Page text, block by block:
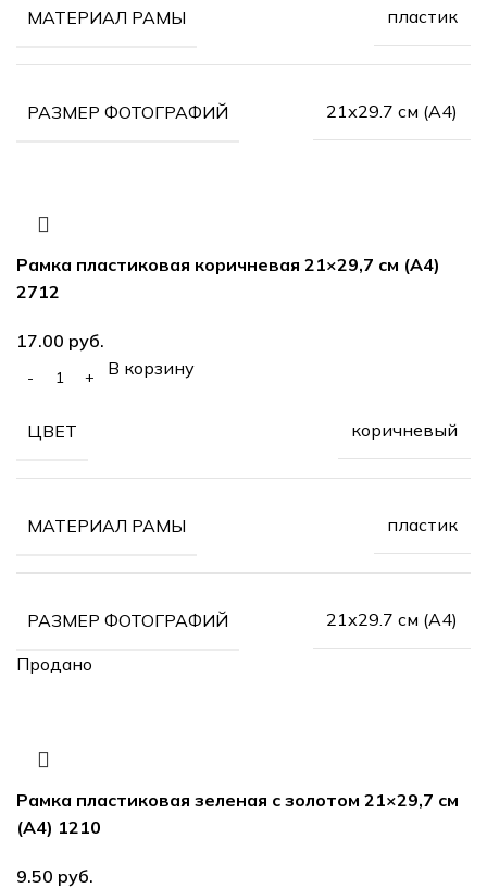
МАТЕРИАЛ РАМЫ пластик
РАЗМЕР ФОТОГРАФИЙ 21х29.7 см (А4)
Рамка пластиковая коричневая 21×29,7 см (А4)
2712
руб.
В корзину
ЦВЕТ коричневый
МАТЕРИАЛ РАМЫ пластик
РАЗМЕР ФОТОГРАФИЙ 21х29.7 см (А4)
Продано
Рамка пластиковая зеленая с золотом 21×29,7 см
(А4) 1210
руб.